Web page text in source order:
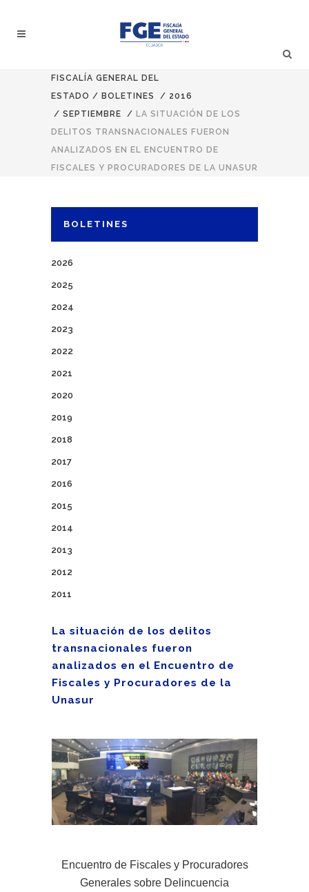
FISCALÍA GENERAL DEL
ESTADO / BOLETINES / 2016
/ SEPTIEMBRE / LA SITUACIÓN DE LOS
DELITOS TRANSNACIONALES FUERON
ANALIZADOS EN EL ENCUENTRO DE
FISCALES Y PROCURADORES DE LA UNASUR
BOLETINES
2026
2025
2024
2023
2022
2021
2020
2019
2018
2017
2016
2015
2014
2013
2012
2011
La situación de los delitos
transnacionales fueron
analizados en el Encuentro de
Fiscales y Procuradores de la
Unasur
Encuentro de Fiscales y Procuradores
Generales sobre Delincuencia